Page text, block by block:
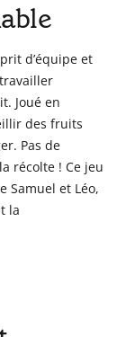
d’équipe et
Joué en
des fruits
Pas de
récolte ! Ce jeu
Samuel et Léo,
la